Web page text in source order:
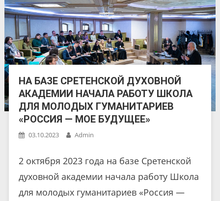
НА БАЗЕ СРЕТЕНСКОЙ ДУХОВНОЙ
АКАДЕМИИ НАЧАЛА РАБОТУ ШКОЛА
ДЛЯ МОЛОДЫХ ГУМАНИТАРИЕВ
«РОССИЯ — МОЕ БУДУЩЕЕ»
03.10.2023 Admin
2 октября 2023 года на базе Сретенской
духовной академии начала работу Школа
для молодых гуманитариев «Россия —